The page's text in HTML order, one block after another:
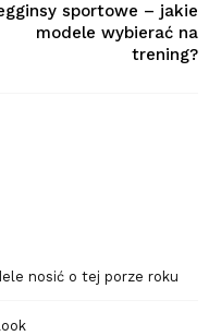
sportowe – jakie
modele wybierać na
trening?
nosić o tej porze roku